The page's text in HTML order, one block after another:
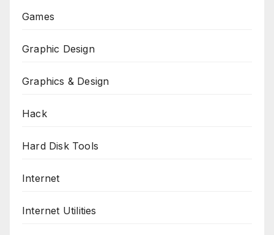
Games
Graphic Design
Graphics & Design
Hack
Hard Disk Tools
Internet
Internet Utilities